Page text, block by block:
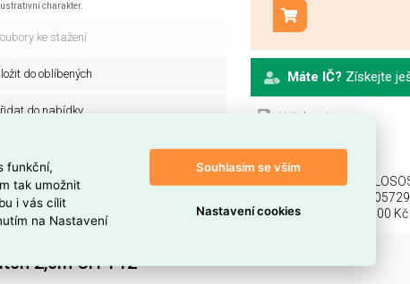
charakter.
ke stažení
do oblíbených
do nabídky
Přidat do košíku
Máte IČ? Získejte
Vytisknout
Kód zboží:
Recyklační poplatek: 0,00 Kč
2,0m CH T12
funkční,
tak umožnit
i vás cílit
na Nastavení
Souhlasím se vším
Nastavení cookies